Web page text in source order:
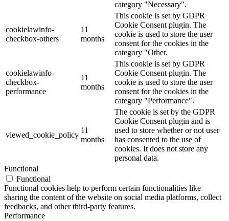
category "Necessary".
cookielawinfo-
checkbox-others
11
months
This cookie is set by GDPR
Cookie Consent plugin. The
cookie is used to store the user
consent for the cookies in the
category "Other.
cookielawinfo-
checkbox-
performance
11
months
This cookie is set by GDPR
Cookie Consent plugin. The
cookie is used to store the user
consent for the cookies in the
category "Performance".
viewed_cookie_policy
11
months
The cookie is set by the GDPR
Cookie Consent plugin and is
used to store whether or not user
has consented to the use of
cookies. It does not store any
personal data.
Functional
Functional
Functional cookies help to perform certain functionalities like
sharing the content of the website on social media platforms, collect
feedbacks, and other third-party features.
Performance